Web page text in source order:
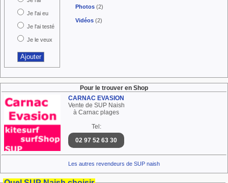
Je l'ai eu
Je l'ai testé
Je le veux
Photos (2)
Vidéos (2)
Pour le trouver en Shop
CARNAC EVASION
Vente de SUP Naish
à Carnac plages
Tel:
02 97 52 63 30
Les autres revendeurs de SUP naish